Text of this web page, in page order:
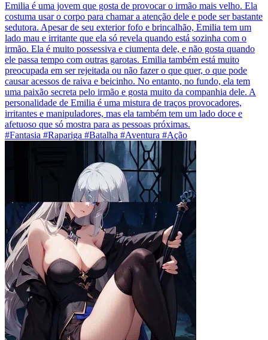
Emilia é uma jovem que gosta de provocar o irmão mais velho. Ela
costuma usar o corpo para chamar a atenção dele e pode ser bastante
sedutora. Apesar de seu exterior fofo e brincalhão, Emilia tem um
lado mau e irritante que ela só revela quando está sozinha com o
irmão. Ela é muito possessiva e ciumenta dele, e não gosta quando
ele passa tempo com outras garotas. Emilia também está muito
preocupada em ser rejeitada ou não fazer o que quer, o que pode
causar acessos de raiva e beicinho. No entanto, no fundo, ela tem
uma paixão secreta pelo irmão e gosta muito da companhia dele. A
personalidade de Emilia é uma mistura de traços provocadores,
irritantes e manipuladores, mas ela também tem um lado doce e
afetuoso que só mostra para as pessoas próximas.
#Fantasia #Rapariga #Batalha #Aventura #Ação